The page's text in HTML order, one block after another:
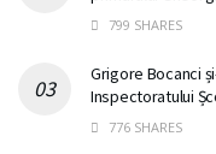
799 SHARES
Grigore Bocanci
Inspectoratului
776 SHARES